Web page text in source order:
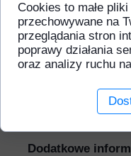
Dodatkowe
Cookies to małe
przechowywane na
przeglądania stron
poprawy działania
oraz analizy ruchu